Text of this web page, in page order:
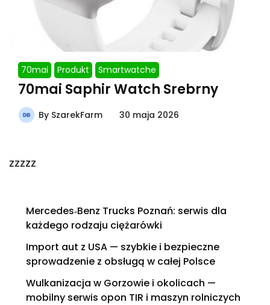
70mai Produkt Smartwatche
70mai Saphir Watch Srebrny
By SzarekFarm 30 maja 2026
zzzzz
Mercedes‑Benz Trucks Poznań: serwis dla
każdego rodzaju ciężarówki
Import aut z USA — szybkie i bezpieczne
sprowadzenie z obsługą w całej Polsce
Wulkanizacja w Gorzowie i okolicach —
mobilny serwis opon TIR i maszyn rolniczych